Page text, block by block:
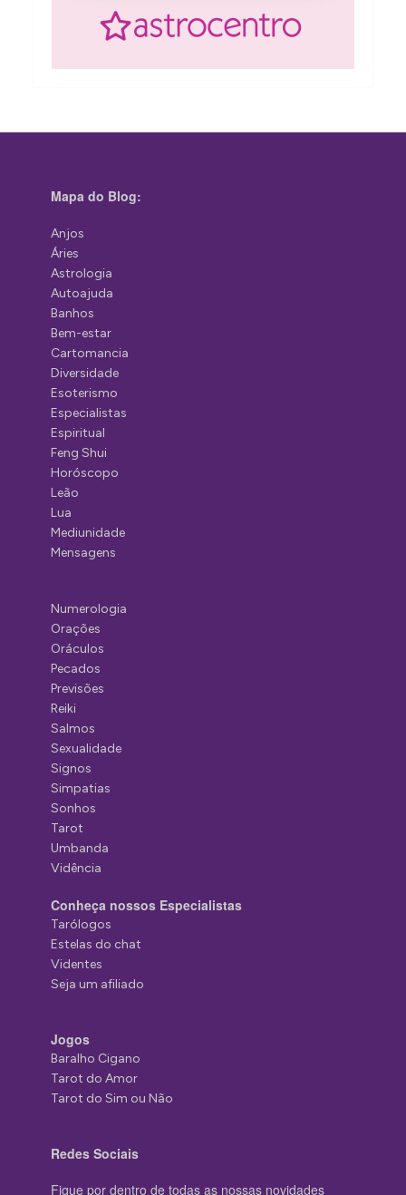
Mapa do Blog:
Anjos
Áries
Astrologia
Autoajuda
Banhos
Bem-estar
Cartomancia
Diversidade
Esoterismo
Especialistas
Espiritual
Feng Shui
Horóscopo
Leão
Lua
Mediunidade
Mensagens
Numerologia
Orações
Oráculos
Pecados
Previsões
Reiki
Salmos
Sexualidade
Signos
Simpatias
Sonhos
Tarot
Umbanda
Vidência
Conheça nossos Especialistas
Tarólogos
Estelas do chat
Videntes
Seja um afiliado
Jogos
Baralho Cigano
Tarot do Amor
Tarot do Sim ou Não
Redes Sociais
Fique por dentro de todas as nossas novidades